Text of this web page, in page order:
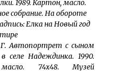
1989. Картон, масло.
собрание. На обороте
Елка на Новый год
Автопортрет с сыном
селе Надеждинка. 1990.
74х48. Музей